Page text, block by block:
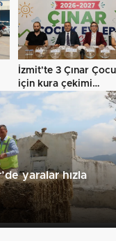
İzmit'te 3 Çınar
için kura çekimi
gerçekleştirildi…
yaralar hızla